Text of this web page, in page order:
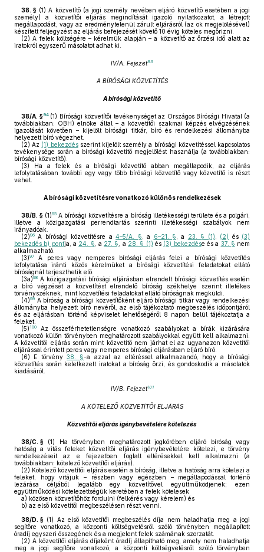
38. § (1) A közvetítő (a jogi személy nevében eljáró közvetítő esetében a jogi
személy) a közvetítői eljárás megindítását igazoló nyilatkozatot, a létrejött
megállapodást, vagy az eredménytelenül zárult eljárásról (az ok megjelölésével)
készített feljegyzést az eljárás befejezését követő 10 évig köteles megőrizni.
(2) A felek költségére – kérelmük alapján – a közvetítő az őrzési idő alatt az
iratokról egyszerű másolatot adhat ki.
IV/A. Fejezet93
A BÍRÓSÁGI KÖZVETÍTÉS
A bírósági közvetítő
38/A. §94 (1) Bírósági közvetítői tevékenységet az Országos Bírósági Hivatal (a
továbbiakban: OBH) elnöke által – a közvetítői szakmai képzés elvégzésének
igazolását követően – kijelölt bírósági titkár, bíró és rendelkezési állományba
helyezett bíró végezhet.
(2) Az (1) bekezdésszerint kijelölt személy a bírósági közvetítéssel kapcsolatos
tevékenysége során a bírósági közvetítő megjelölést használja (a továbbiakban:
bírósági közvetítő).
(3) Ha a felek és a bírósági közvetítő abban megállapodik, az eljárás
lefolytatásában további egy vagy több bírósági közvetítő vagy közvetítő is részt
vehet.
A bírósági közvetítésre vonatkozó különös rendelkezések
38/B. § (1)95 A bírósági közvetítésre a bíróság illetékességi területe és a polgári,
illetve a közigazgatási perrendtartás szerinti illetékességi szabályok nem
irányadóak.
(2)96 A bírósági közvetítésre a4–5/A. § , a 6–21. § , a 23. § (1) (2) és (3)
bekezdés b) pontja, a 24. § , a 27. § , a 28. § (1) és (3) bekezdése és a 37. § nem
alkalmazható.
(3)97
A peres vagy nemperes bírósági eljárás felei a bírósági közvetítés
lefolytatása iránti közös kérelmüket a bírósági közvetítési feladatokat ellátó
bíróságnál terjeszthetik elő.
(3a)98 A közigazgatási bírósági eljárásban elrendelt bírósági közvetítés esetén
a bíró végzését a közvetítést elrendelő bíróság székhelye szerint illetékes
törvényszéknek, mint közvetítési feladatokat ellátó bíróságnak megküldi.
(4)99 A bíróság a bírósági közvetítőként eljáró bírósági titkár vagy rendelkezési
állományba helyezett bíró nevéről, az első tájékoztató megbeszélés időpontjáról
és az eljárásban történő képviselet lehetőségéről 8 napon belül tájékoztatja a
feleket.
(5) 100
Az összeférhetetlenségre vonatkozó szabályokat a bírák kizárására
vonatkozó külön törvényben meghatározott szabályokkal együtt kell alkalmazni.
A közvetítői eljárás során mint közvetítő nem járhat el az ugyanazon közvetítői
eljárással érintett peres vagy nemperes bírósági eljárásban eljáró bíró.
(6) E törvény38. §-a azzal az eltéréssel alkalmazandó, hogy a bírósági
közvetítés során keletkezett iratokat a bíróság őrzi, és gondoskodik a másolatok
kiadásáról.
IV/B. Fejezet101
A KÖTELEZŐ KÖZVETÍTŐI ELJÁRÁS
Közvetítői eljárás igénybevételére kötelezés
38/C. § (1)
Ha törvényben meghatározott jogkörében eljáró bíróság vagy
hatóság a vitás feleket közvetítői eljárás igénybevételére kötelezi, e törvény
rendelkezéseit az e fejezetben foglalt eltérésekkel kell alkalmazni (a
továbbiakban: kötelező közvetítői eljárás).
(2) Kötelező közvetítői eljárás esetén a bíróság, illetve a hatóság arra kötelezi a
feleket, hogy vitájuk – részben vagy egészben – megállapodással történő
lezárása céljából legalább egy közvetítővel együttműködjenek; ezen
együttműködési kötelezettségük keretében a felek kötelesek
a) közösen közvetítőhöz fordulni (felkérés vagy kérelem) és
b) az első közvetítői megbeszélésen részt venni.
38/D. § (1) Az első közvetítői megbeszélés díja nem haladhatja meg a jogi
segítőre vonatkozó, a központi költségvetésről szóló törvényben megállapított
óradíj egyszeri összegének és a megjelent felek számának szorzatát.
(2) A közvetítői eljárás díjaként óradíj állapítható meg, amely nem haladhatja
meg a jogi segítőre vonatkozó, a központi költségvetésről szóló törvényben